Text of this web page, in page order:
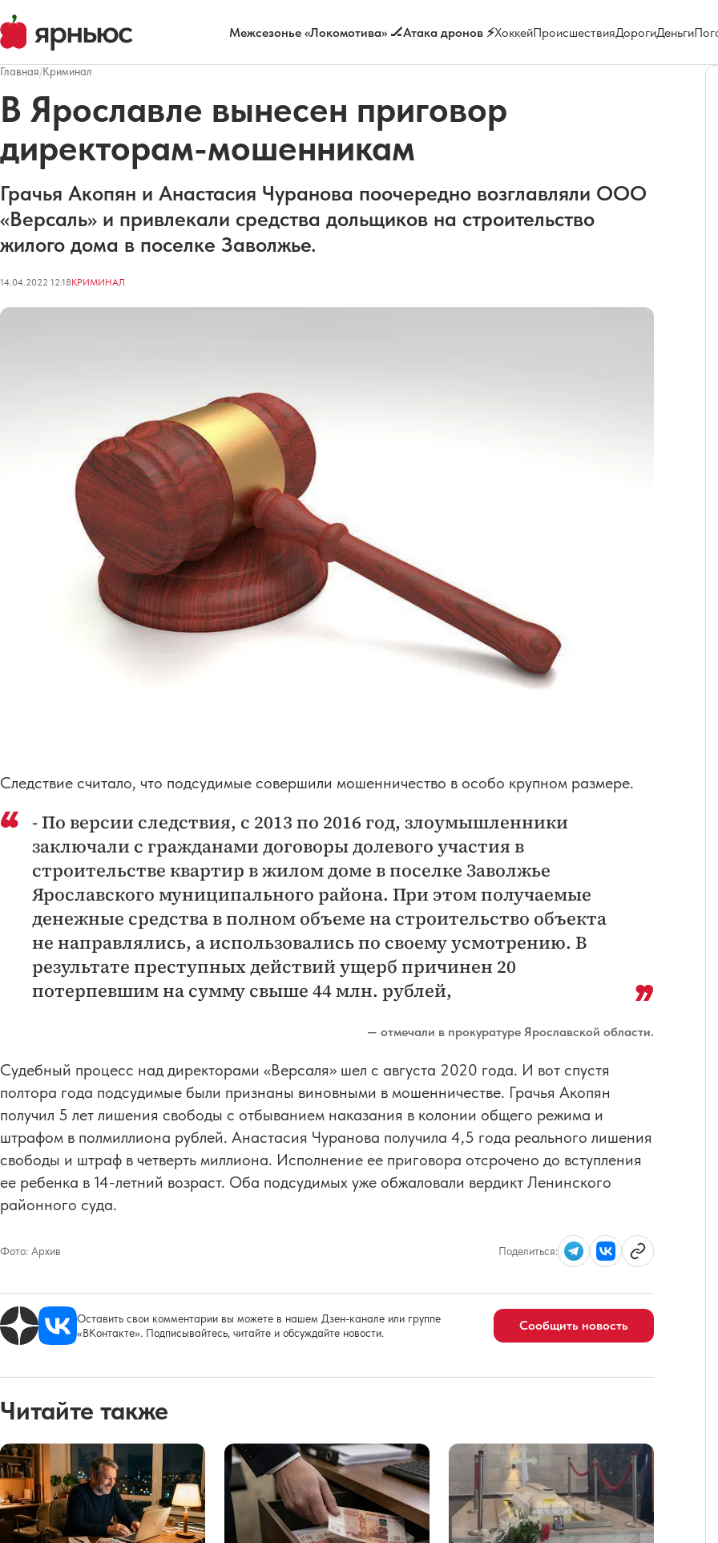
Межсезонье «Локомотива» 🏒Атака дронов ⚡ХоккейПроисшествияДорогиДеньги
Главная/Криминал
В Ярославле вынесен приговор
директорам-мошенникам
Грачья Акопян и Анастасия Чуранова поочередно возглавляли ООО
«Версаль» и привлекали средства дольщиков на строительство
жилого дома в поселке Заволжье.
14.04.2022 12:18КРИМИНАЛ
Следствие считало, что подсудимые совершили мошенничество в особо крупном размере.
- По версии следствия, с 2013 по 2016 год, злоумышленники
заключали с гражданами договоры долевого участия в
строительстве квартир в жилом доме в поселке Заволжье
Ярославского муниципального района. При этом получаемые
денежные средства в полном объеме на строительство объекта
не направлялись, а использовались по своему усмотрению. В
результате преступных действий ущерб причинен 20
потерпевшим на сумму свыше 44 млн. рублей,
— отмечали в прокуратуре Ярославской области.
Судебный процесс над директорами «Версаля» шел с августа 2020 года. И вот спустя
полтора года подсудимые были признаны виновными в мошенничестве. Грачья Акопян
получил 5 лет лишения свободы с отбыванием наказания в колонии общего режима и
штрафом в полмиллиона рублей. Анастасия Чуранова получила 4,5 года реального лишения
свободы и штраф в четверть миллиона. Исполнение ее приговора отсрочено до вступления
ее ребенка в 14-летний возраст. Оба подсудимых уже обжаловали вердикт Ленинского
районного суда.
Фото: Архив Поделиться:
Оставить свои комментарии вы можете в нашем Дзен-канале или группе
«ВКонтакте». Подписывайтесь, читайте и обсуждайте новости.
Сообщить новость
Читайте также